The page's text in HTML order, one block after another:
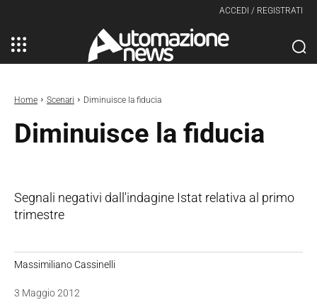
ACCEDI / REGISTRATI
Home Scenari Diminuisce la fiducia
Diminuisce la fiducia
Segnali negativi dall'indagine Istat relativa al primo
trimestre
Massimiliano Cassinelli
3 Maggio 2012